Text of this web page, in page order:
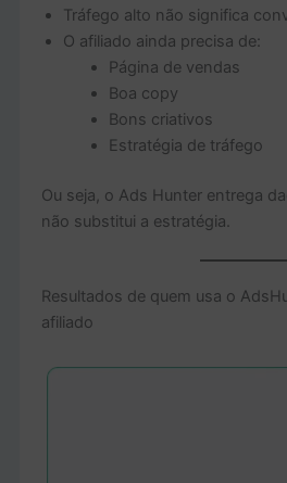
Tráfego alto não significa
O afiliado ainda precisa de:
Página de vendas
Boa copy
Bons criativos
Estratégia de tráfego
Ou seja, o Ads Hunter entrega
não substitui a estratégia.
Resultados de quem usa o
afiliado